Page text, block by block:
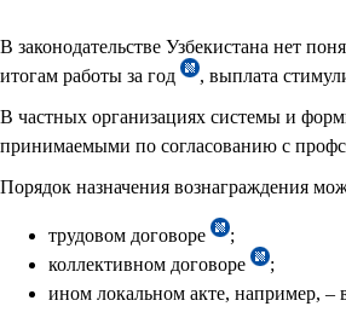
В законодательстве Узбекистана нет
итогам работы за год
, выплата
В частных организациях системы и
принимаемыми по согласованию с
Порядок назначения вознаграждения
трудовом договоре
;
коллективном договоре
;
ином локальном акте, например,